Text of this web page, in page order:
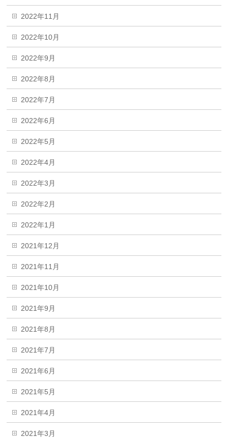
2022年11月
2022年10月
2022年9月
2022年8月
2022年7月
2022年6月
2022年5月
2022年4月
2022年3月
2022年2月
2022年1月
2021年12月
2021年11月
2021年10月
2021年9月
2021年8月
2021年7月
2021年6月
2021年5月
2021年4月
2021年3月